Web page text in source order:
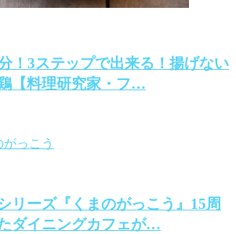
！3ステップで出来る！揚げない
【料理研究家・フ…
リーズ『くまのがっこう』15周
ダイニングカフェが…